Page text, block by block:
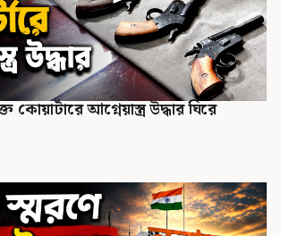
আগ্নেয়াস্ত্র উদ্ধার ঘিরে